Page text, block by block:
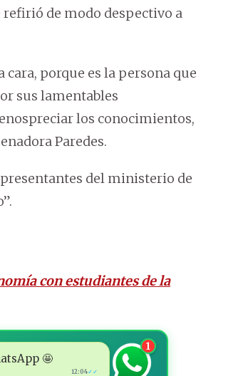
refirió de modo despectivo a
porque es la persona que
sus lamentables
los conocimientos,
Paredes.
del ministerio de
con estudiantes de la
🤩
12:04✓✓
1